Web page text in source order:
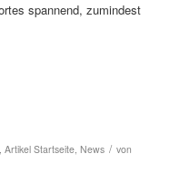
spannend, zumindest
Artikel Startseite, News / von